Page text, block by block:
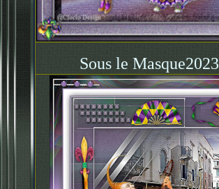
Sous le Masque2023